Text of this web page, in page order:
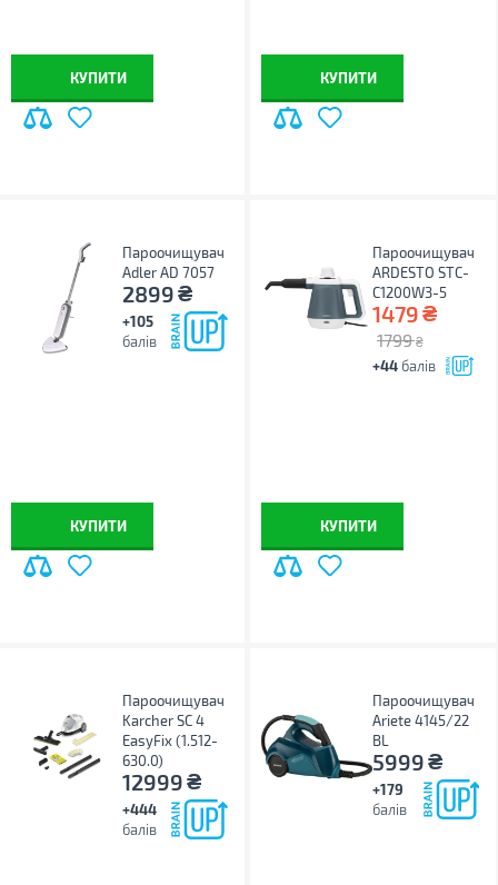
КУПИТИ КУПИТИ
Пароочищувач
Adler AD 7057
2899₴
+105
балів
КУПИТИ
Пароочищувач
ARDESTO STC-
C1200W3-5
1479₴
1799 ₴
+44 балів
КУПИТИ
Пароочищувач
Karcher SC 4
EasyFix (1.512-
630.0)
12999₴
+444
балів
Пароочищувач
Ariete 4145/22
BL
5999₴
+179
балів